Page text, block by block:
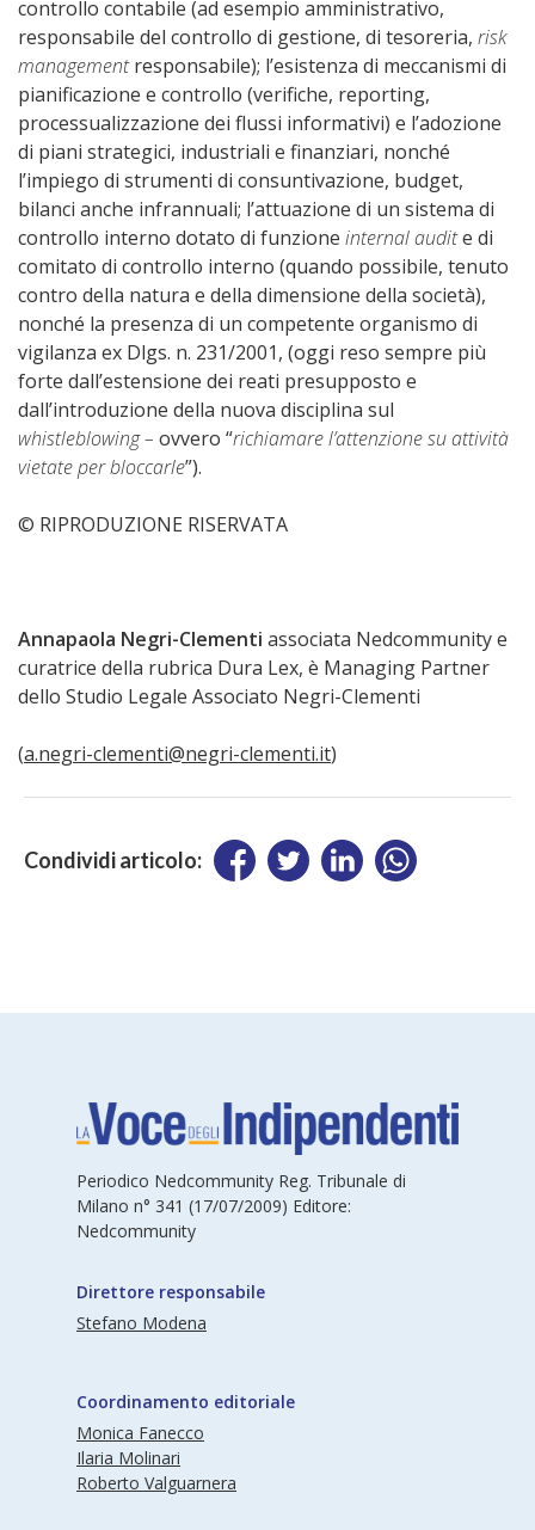
controllo contabile (ad esempio amministrativo,
responsabile del controllo di gestione, di tesoreria, risk
managementresponsabile); l’esistenza di meccanismi di
pianificazione e controllo (verifiche, reporting,
processualizzazione dei flussi informativi) e l’adozione
di piani strategici, industriali e finanziari, nonché
l’impiego di strumenti di consuntivazione, budget,
bilanci anche infrannuali; l’attuazione di un sistema di
controllo interno dotato di funzione internal audite di
comitato di controllo interno (quando possibile, tenuto
contro della natura e della dimensione della società),
nonché la presenza di un competente organismo di
vigilanza ex Dlgs. n. 231/2001, (oggi reso sempre più
forte dall’estensione dei reati presupposto e
dall’introduzione della nuova disciplina sul
whistleblowing – ovvero “richiamare l’attenzione su attività
vietate per bloccarle”).
© RIPRODUZIONE RISERVATA
Annapaola Negri-Clementi associata Nedcommunity e
curatrice della rubrica Dura Lex, è Managing Partner
dello Studio Legale Associato Negri-Clementi
(a.negri-clementi@negri-clementi.it)
Condividi articolo:
Periodico Nedcommunity Reg. Tribunale di
Milano n° 341 (17/07/2009) Editore:
Nedcommunity
Direttore responsabile
Stefano Modena
Coordinamento editoriale
Monica Fanecco
Ilaria Molinari
Roberto Valguarnera